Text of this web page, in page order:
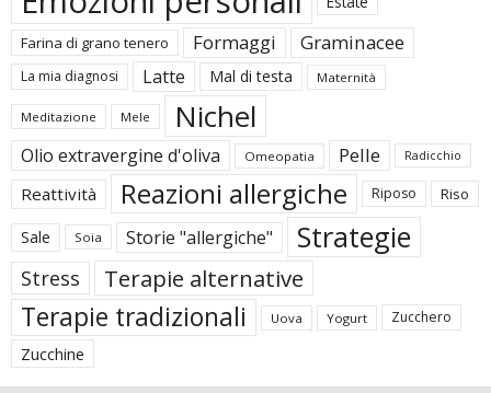
Farina di grano tenero Formaggi Graminacee
La mia diagnosi Latte Mal di testa Maternità
Meditazione Mele Nichel
Olio extravergine d'oliva Omeopatia Pelle Radicchio
Reattività Reazioni allergiche Riposo Riso
Sale Soia Storie "allergiche" Strategie
Stress Terapie alternative
Terapie tradizionali Uova Yogurt Zucchero
Zucchine